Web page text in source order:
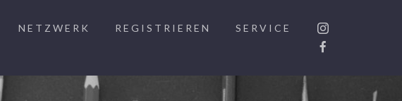
NETZWERK REGISTRIEREN SERVICE